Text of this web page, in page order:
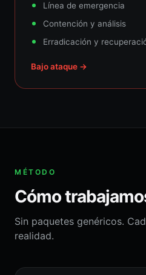
Línea de emergencia
Contención y análisis
Erradicación y
Bajo ataque →
MÉTODO
Cómo
Sin paquetes genéricos.
realidad.